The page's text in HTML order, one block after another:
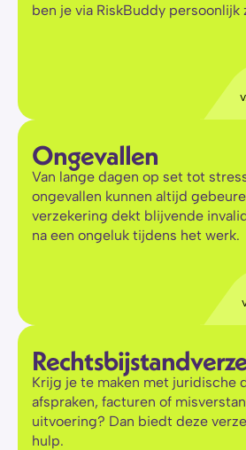
ben je via RiskBuddy persoonlijk
Ongevallen
Van lange dagen op set tot
ongevallen kunnen altijd
verzekering dekt blijvende
na een ongeluk tijdens het werk.
Krijg je te maken met juridische
afspraken, facturen of
uitvoering? Dan biedt deze
hulp.